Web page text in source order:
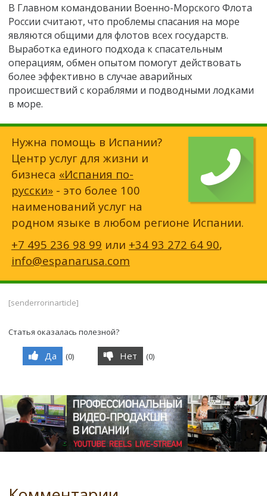
В Главном командовании Военно-Морского Флота
России считают, что проблемы спасания на море
являются общими для флотов всех государств.
Выработка единого подхода к спасательным
операциям, обмен опытом помогут действовать
более эффективно в случае аварийных
происшествий с кораблями и подводными лодками
в море.
Нужна помощь в Испании?
Центр услуг для жизни и
бизнеса «Испания по-
русски» - это более 100
наименований услуг на
родном языке в любом регионе Испании.
+7 495 236 98 99 или +34 93 272 64 90,
info@espanarusa.com
[senderrorinarticle]
Статья оказалась полезной?
Да (0) Нет (0)